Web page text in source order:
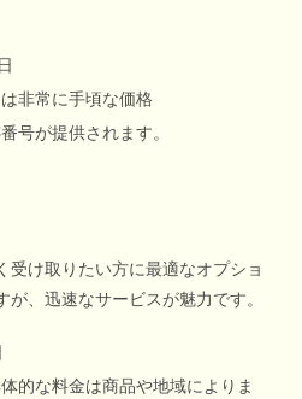
非常に手頃な価格
号が提供されます。
受け取りたい方に最適なオプショ
、迅速なサービスが魅力です。
的な料金は商品や地域によりま